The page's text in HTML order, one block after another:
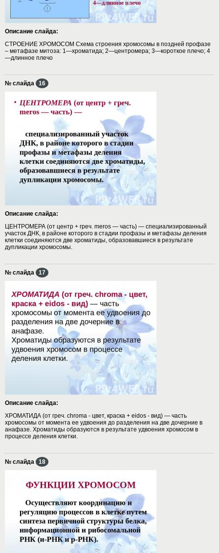
Описание слайда:
СТРОЕНИЕ ХРОМОСОМ Схема строения хромосомы в поздней профазе
– метафазе митоза: 1—хроматида; 2—центромера; 3—короткое плечо; 4
—длинное плечо
№ слайда 16
Описание слайда:
ЦЕНТРОМЕРА (от центр + греч. meros — часть) — специализированный
участок ДНК, в районе которого в стадии профазы и метафазы деления
клетки соединяются две хроматиды, образовавшиеся в результате
дупликации хромосомы.
№ слайда 17
Описание слайда:
ХРОМАТИДА (от греч. chroma - цвет, краска + eidos - вид) — часть
хромосомы от момента ее удвоения до разделения на две дочерние в
анафазе. Хроматиды образуются в результате удвоения хромосом в
процессе деления клетки.
№ слайда 18